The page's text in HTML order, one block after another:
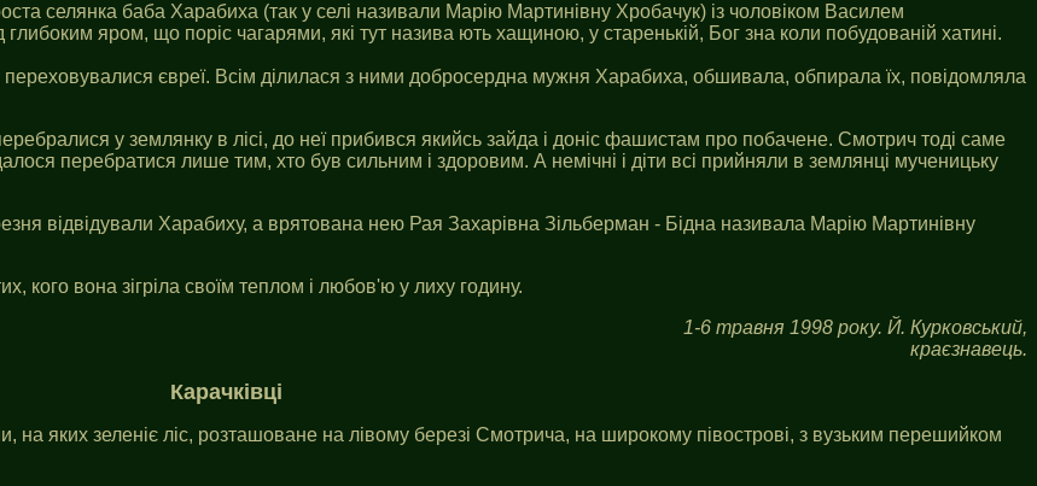
селянка баба Харабиха (так у селі називали Марію Мартинівну Хробачук) із чоловіком Василем
яром, що поріс чагарями, які тут назива ють хащиною, у старенькій, Бог зна коли побудованій хатині.
євреї. Всім ділилася з ними добросердна мужня Харабиха, обшивала, обпирала їх, повідомляла
у землянку в лісі, до неї прибився якийсь зайда і доніс фашистам про побачене. Смотрич тоді саме
перебратися лише тим, хто був сильним і здоровим. А немічні і діти всі прийняли в землянці мученицьку
відвідували Харабиху, а врятована нею Рая Захарівна Зільберман - Бідна називала Марію Мартинівну
кого вона зігріла своїм теплом і любов'ю у лиху годину.
1-6 травня 1998 року. Й. Курковський,
краєзнавець.
Карачківці
на яких зеленіє ліс, розташоване на лівому березі Смотрича, на широкому півострові, з вузьким перешийком